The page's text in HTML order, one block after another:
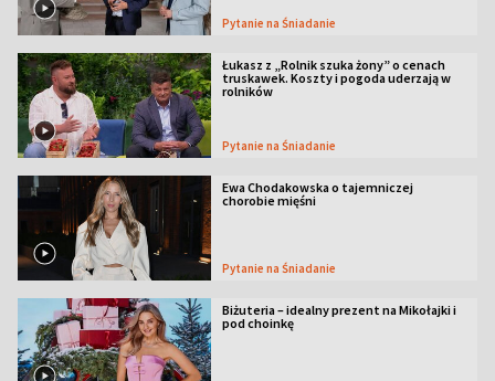
Pytanie na Śniadanie
Łukasz z „Rolnik szuka żony” o cenach
truskawek. Koszty i pogoda uderzają w
rolników
Pytanie na Śniadanie
Ewa Chodakowska o tajemniczej
chorobie mięśni
Pytanie na Śniadanie
Biżuteria – idealny prezent na Mikołajki i
pod choinkę